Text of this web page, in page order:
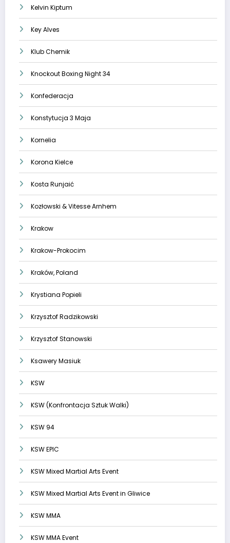
Kelvin Kiptum
Key Alves
Klub Chemik
Knockout Boxing Night 34
Konfederacja
Konstytucja 3 Maja
Kornelia
Korona Kielce
Kosta Runjaić
Kozłowski & Vitesse Arnhem
Krakow
Krakow-Prokocim
Kraków, Poland
Krystiana Popieli
Krzysztof Radzikowski
Krzysztof Stanowski
Ksawery Masiuk
KSW
KSW (Konfrontacja Sztuk Walki)
KSW 94
KSW EPIC
KSW Mixed Martial Arts Event
KSW Mixed Martial Arts Event in Gliwice
KSW MMA
KSW MMA Event